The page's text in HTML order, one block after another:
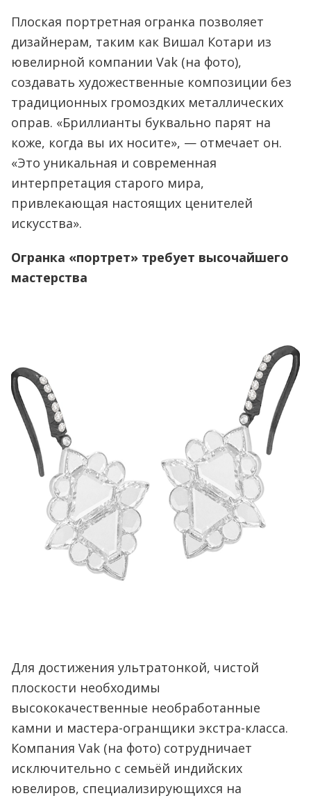
Плоская портретная огранка позволяет
дизайнерам, таким как Вишал Котари из
ювелирной компании Vak (на фото),
создавать художественные композиции без
традиционных громоздких металлических
оправ. «Бриллианты буквально парят на
коже, когда вы их носите», — отмечает он.
«Это уникальная и современная
интерпретация старого мира,
привлекающая настоящих ценителей
искусства».
Огранка «портрет» требует высочайшего
мастерства
Для достижения ультратонкой, чистой
плоскости необходимы
высококачественные необработанные
камни и мастера-огранщики экстра-класса.
Компания Vak (на фото) сотрудничает
исключительно с семьёй индийских
ювелиров, специализирующихся на